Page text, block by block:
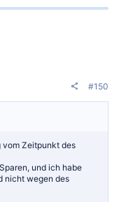
#150
vom Zeitpunkt des
und ich habe
nicht wegen des